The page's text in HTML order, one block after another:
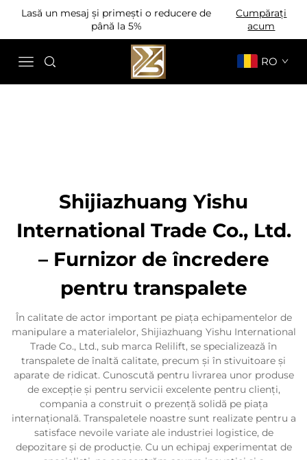
Lasă un mesaj și primești o reducere de
până la 5%
Cumpărați
acum
RO
Shijiazhuang Yishu
International Trade Co., Ltd.
– Furnizor de încredere
pentru transpalete
În calitate de actor important pe piața echipamentelor de
manipulare a materialelor, Shijiazhuang Yishu International
Trade Co., Ltd., sub marca Relilift, se specializează în
transpalete de înaltă calitate, precum și în stivuitoare și
aparatе de ridicat. Cunoscută pentru livrarea unor produse
de excepție și pentru servicii excelente pentru clienți,
compania a construit o prezență solidă pe piața
internațională. Transpaletele noastre sunt realizate pentru a
satisface nevoile variate ale industriei logistice, de
depozitare și de producție. Cu un echipaj experimentat de